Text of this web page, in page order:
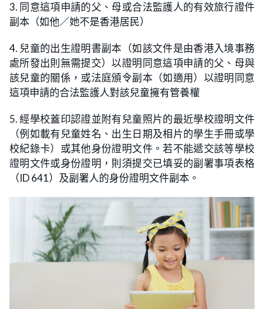
3. 同意這項申請的父、母或合法監護人的有效旅行證件
副本（如他／她不是香港居民）
4. 兒童的出生證明書副本（如該文件是由香港入境事務
處所發出則無需提交）以證明同意這項申請的父、母與
該兒童的關係，或法庭頒令副本（如適用）以證明同意
這項申請的合法監護人對該兒童擁有管養權
5. 經學校蓋印認證並附有兒童照片的最近學校證明文件
（例如載有兒童姓名、出生日期及相片的學生手冊或學
校紀錄卡）或其他身份證明文件。若不能遞交該等學校
證明文件或身份證明，則須提交已填妥的副署事項表格
（ID 641）及副署人的身份證明文件副本。